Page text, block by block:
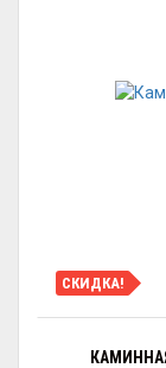
СКИДКА!